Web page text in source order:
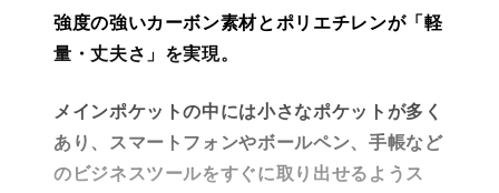
強度の強いカーボン素材とポリエチレンが「軽
量・丈夫さ」を実現。
メインポケットの中には小さなポケットが多く
あり、スマートフォンやボールペン、手帳など
のビジネスツールをすぐに取り出せるようス